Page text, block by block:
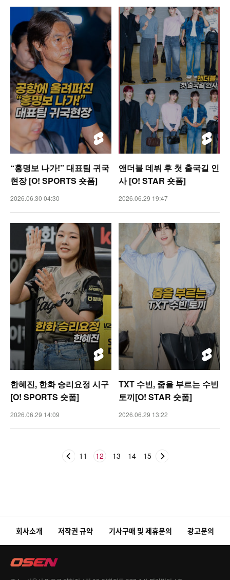
“홍명보 나가!” 대표팀 귀국
현장 [O! SPORTS 숏폼]
2026.06.30 04:30
앤더블 데뷔 후 첫 출국길 인
사 [O! STAR 숏폼]
2026.06.29 19:47
한혜진, 한화 승리요정 시구
[O! SPORTS 숏폼]
2026.06.29 14:09
TXT 수빈, 줌을 부르는 수빈
토끼[O! STAR 숏폼]
2026.06.29 13:22
11 12 13 14 15
회사소개 저작권 규약 기사구매 및 제휴문의 광고문의